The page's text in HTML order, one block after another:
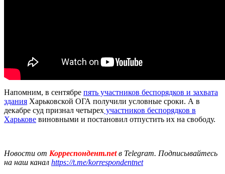
Напомним, в сентябре пять участников беспорядков и захвата
здания Харьковской ОГА получили условные сроки. А в
декабре суд признал четырех участников беспорядков в
Харькове виновными и постановил отпустить их на свободу.
Новости от Корреспондент.netв Telegram. Подписывайтесь
на наш канал https://t.me/korrespondentnet